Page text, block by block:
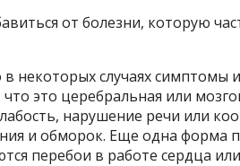
от болезни, которую
некоторых случаях симптомы
это церебральная или
нарушение речи или
и обморок. Еще одна форма
перебои в работе сердца